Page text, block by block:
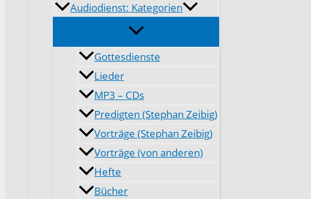
Audiodienst: Kategorien
Gottesdienste
Lieder
MP3 – CDs
Predigten (Stephan Zeibig)
Vorträge (Stephan Zeibig)
Vorträge (von anderen)
Hefte
Bücher